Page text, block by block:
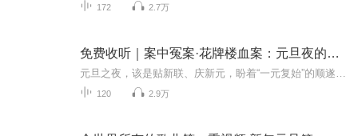
172 2.7万
免费收听｜案中冤案·花牌楼血案：元旦夜的沉冤与昭雪
120 2.9万